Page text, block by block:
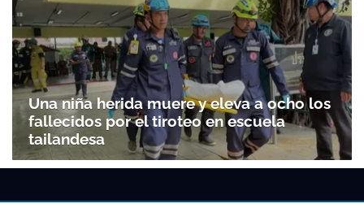
Una niña herida muere y eleva a ocho los
fallecidos por el tiroteo en escuela
tailandesa